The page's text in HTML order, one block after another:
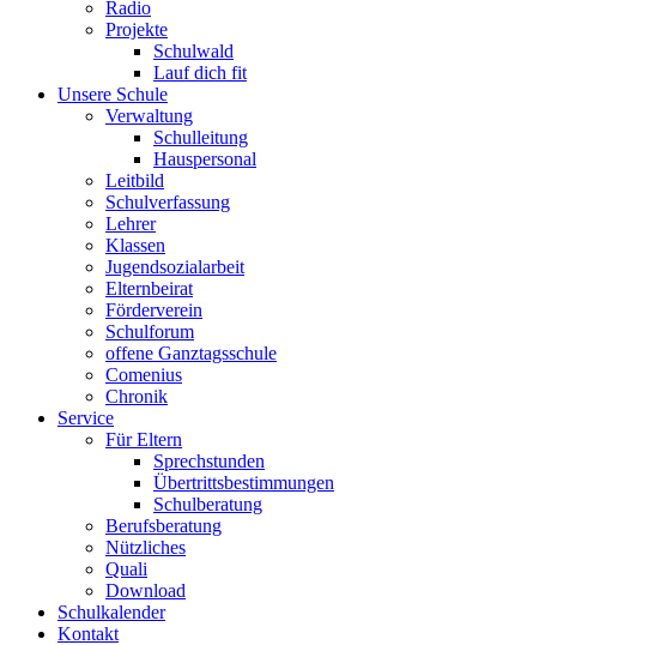
Radio
Projekte
Schulwald
Lauf dich fit
Unsere Schule
Verwaltung
Schulleitung
Hauspersonal
Leitbild
Schulverfassung
Lehrer
Klassen
Jugendsozialarbeit
Elternbeirat
Förderverein
Schulforum
offene Ganztagsschule
Comenius
Chronik
Service
Für Eltern
Sprechstunden
Übertrittsbestimmungen
Schulberatung
Berufsberatung
Nützliches
Quali
Download
Schulkalender
Kontakt